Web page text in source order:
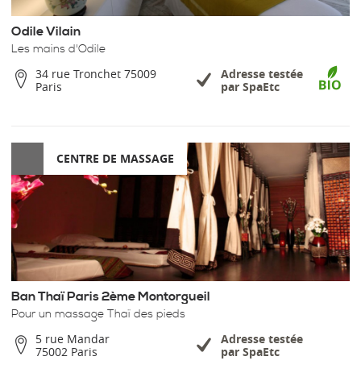
Odile Vilain
Les mains d'Odile
34 rue Tronchet 75009
Paris
Adresse testée
par SpaEtc
CENTRE DE MASSAGE
Ban Thaï Paris 2ème Montorgueil
Pour un massage Thaï des pieds
5 rue Mandar
75002 Paris
Adresse testée
par SpaEtc